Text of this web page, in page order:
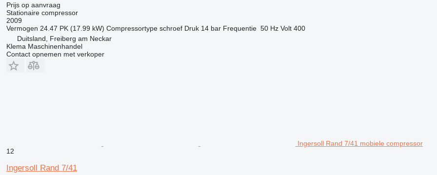
Prijs op aanvraag
Stationaire compressor
2009
Vermogen 24.47 PK (17.99 kW) Compressortype schroef Druk 14 bar Frequentie 50 Hz Volt 400
Duitsland, Freiberg am Neckar
Klema Maschinenhandel
Contact opnemen met verkoper
Ingersoll Rand 7/41 mobiele compressor
12
Ingersoll Rand 7/41